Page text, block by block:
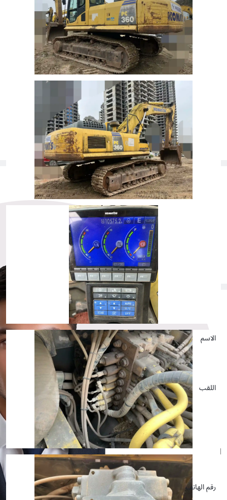
معلومات الانبعاثات
3 الصين
الرقم التسلسلي
-
الوزن التشغيلي
36أطنان
حفر
الصين القارية
تم تسجيل الساعات والحالة في وقت الإدراج وهي عرضة للتغيير. يُرجى التواصل مع
مستشارالمبيعات للحصول على قراءة محدثة.
مستشار مبيعات
MechLink-Wayne
الهاتف：
+852 69516013
البريد الإلكتروني：
wayne@mechandlink.com
：شنتشن جيليان ييهاو
احصلوا على استشارتكم المجانية
الاسم
اللقب
البريد الإلكتروني
رقم الهاتف